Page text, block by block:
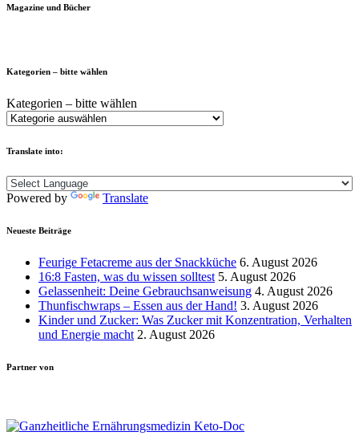
Magazine und Bücher
Kategorien – bitte wählen
Kategorien – bitte wählen
Translate into:
Powered by Translate
Neueste Beiträge
Feurige Fetacreme aus der Snackküche 6. August 2026
16:8 Fasten, was du wissen solltest 5. August 2026
Gelassenheit: Deine Gebrauchsanweisung 4. August 2026
Thunfischwraps – Essen aus der Hand! 3. August 2026
Kinder und Zucker: Was Zucker mit Konzentration, Verhalten
und Energie macht 2. August 2026
Partner von